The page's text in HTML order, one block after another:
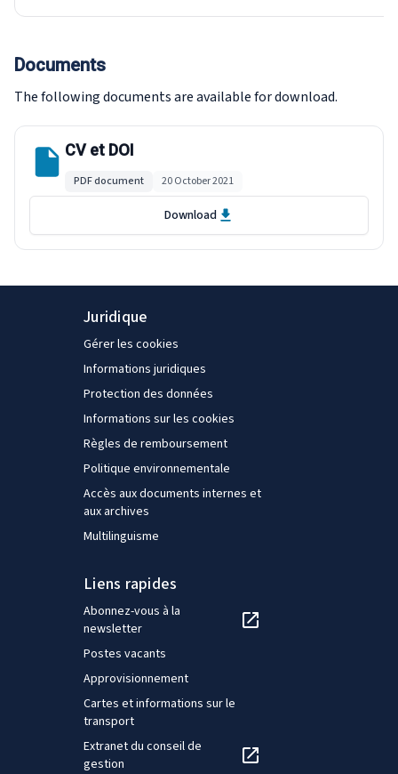
Documents
The following documents are available for download.
CV et DOI
PDF document 20 October 2021
Download
Juridique
Gérer les cookies
Informations juridiques
Protection des données
Informations sur les cookies
Règles de remboursement
Politique environnementale
Accès aux documents internes et
aux archives
Multilinguisme
Liens rapides
Abonnez-vous à la
newsletter
Postes vacants
Approvisionnement
Cartes et informations sur le
transport
Extranet du conseil de
gestion